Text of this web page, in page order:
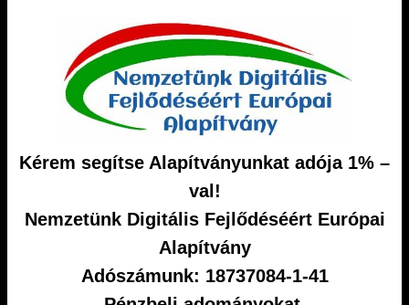
Kérem segítse Alapítványunkat adója 1% –
val!
Nemzetünk Digitális Fejlődéséért Európai
Alapítvány
Adószámunk: 18737084-1-41